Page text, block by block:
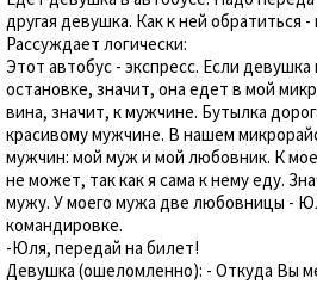
другая девушка. Как к ней обратиться -
Рассуждает логически:
Этот автобус - экспресс. Если
остановке, значит, она едет в мой
вина, значит, к мужчине. Бутылка
красивому мужчине. В нашем
мужчин: мой муж и мой любовник. К
не может, так как я сама к нему еду.
мужу. У моего мужа две любовницы -
командировке.
-Юля, передай на билет!
Девушка (ошеломленно): - Откуда Вы